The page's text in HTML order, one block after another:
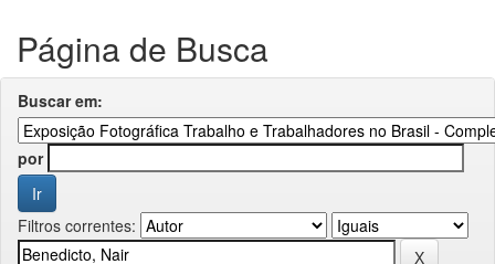
Página de Busca
Buscar em:
por
Filtros correntes: